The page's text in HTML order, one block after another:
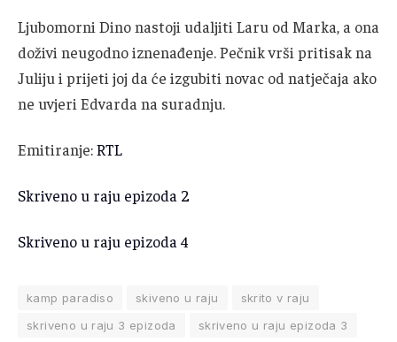
Ljubomorni Dino nastoji udaljiti Laru od Marka, a ona
doživi neugodno iznenađenje. Pečnik vrši pritisak na
Juliju i prijeti joj da će izgubiti novac od natječaja ako
ne uvjeri Edvarda na suradnju.
Emitiranje:RTL
Skriveno u raju epizoda 2
Skriveno u raju epizoda 4
kamp paradiso skiveno u raju
skrito v raju
skriveno u raju 3 epizoda
skriveno u raju epizoda 3